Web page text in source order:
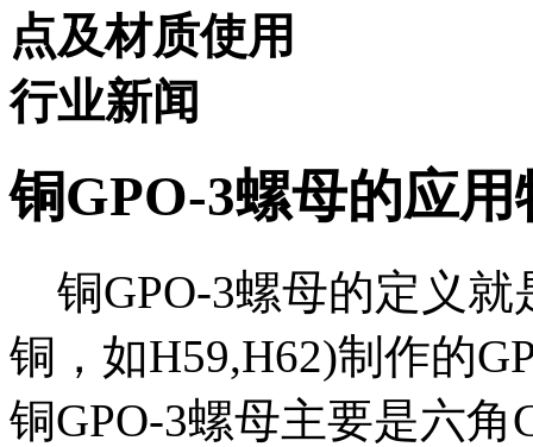
点及材质使用
行业新闻
铜GPO-3螺母的应
铜GPO-3螺母的定义就
铜，如H59,H62)制作的
铜GPO-3螺母主要是六